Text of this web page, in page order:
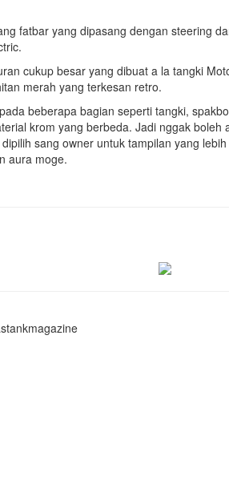
fatbar yang dipasang dengan steering
cukup besar yang dibuat a la tangki
merah yang terkesan retro.
beberapa bagian seperti tangki,
krom yang berbeda. Jadi nggak boleh
sang owner untuk tampilan yang
aura moge.